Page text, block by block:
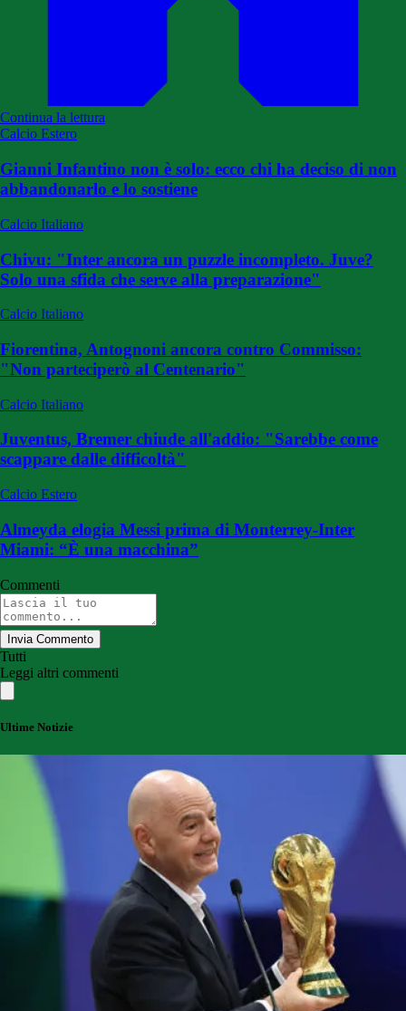
Continua la lettura
Calcio Estero
Gianni Infantino non è solo: ecco chi ha deciso di non
abbandonarlo e lo sostiene
Calcio Italiano
Chivu: "Inter ancora un puzzle incompleto. Juve?
Solo una sfida che serve alla preparazione"
Calcio Italiano
Fiorentina, Antognoni ancora contro Commisso:
"Non parteciperò al Centenario"
Calcio Italiano
Juventus, Bremer chiude all'addio: "Sarebbe come
scappare dalle difficoltà"
Calcio Estero
Almeyda elogia Messi prima di Monterrey-Inter
Miami: “È una macchina”
Commenti
Invia Commento
Tutti
Leggi altri commenti
Ultime Notizie